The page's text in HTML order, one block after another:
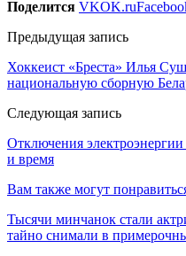
Поделится VKOK.ru
Предыдущая запись
Хоккеист «Бреста» Илья
национальную сборную
Следующая запись
Отключения электроэнергии
и время
Вам также могут
Тысячи минчанок стали
тайно снимали в